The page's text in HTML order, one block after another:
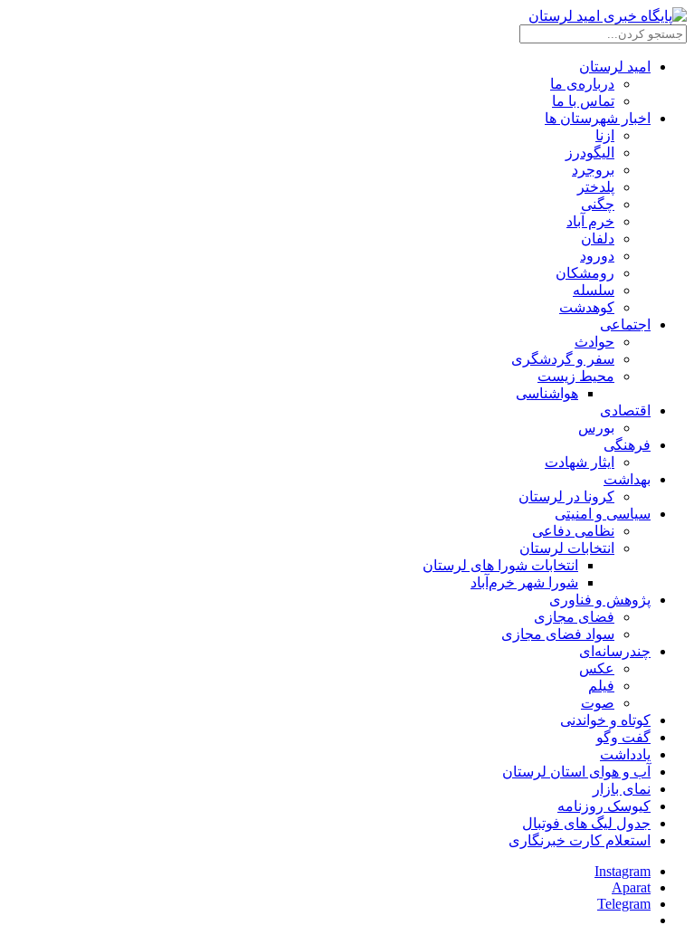
امید لرستان
درباره‌ی ما
تماس با ما
اخبار شهرستان ها
ازنا
الیگودرز
بروجرد
پلدختر
چگنی
خرم آباد
دلفان
دورود
رومشکان
سلسله
کوهدشت
اجتماعی
حوادث
سفر و گردشگری
محیط زیست
هواشناسی
اقتصادی
بورس
فرهنگی
ایثار شهادت
بهداشت
کرونا در لرستان
سیاسی و امنیتی
نظامی دفاعی
انتخابات لرستان
انتخابات شورا های لرستان
شورا شهر خرم‌آباد
پژوهش و فناوری
فضای مجازی
سواد فضای مجازی
چندرسانه‌ای
عكس
فیلم
صوت
کوتاه و خواندنی
گفت وگو
یادداشت
آب و هوای استان لرستان
نمای بازار
کیوسک روزنامه
جدول لیگ های فوتبال
استعلام کارت خبرنگاری
Instagram
Aparat
Telegram